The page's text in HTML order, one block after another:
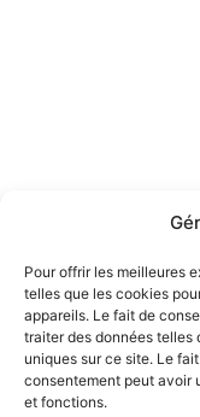
Pour offrir les meilleures
telles que les cookies
appareils. Le fait de
traiter des données telles
uniques sur ce site. Le
consentement peut avoir
et fonctions.